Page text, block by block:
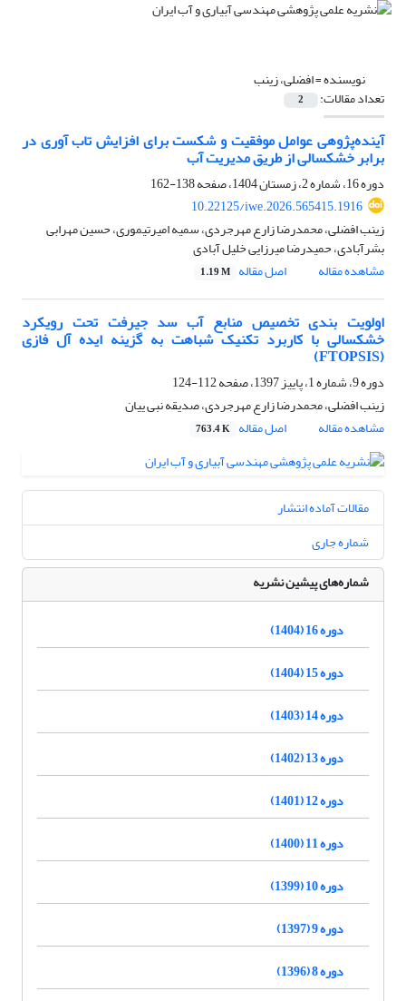
نویسنده =افضلی، زینب
تعداد مقالات: 2
آینده‌پژوهی عوامل موفقیت و شکست برای افزایش تاب آوری در
برابر خشکسالی از طریق مدیریت آب
دوره 16، شماره 2، زمستان 1404، صفحه
138-162
10.22125/iwe.2026.565415.1916
زینب افضلی، محمدرضا زارع مهرجردی، سمیه امیرتیموری، حسین مهرابی
بشرآبادی، حمیدرضا میرزایی خلیل ‏آبادی
مشاهده مقاله
اصل مقاله 1.19 M
اولویت بندی تخصیص منابع آب سد جیرفت تحت رویکرد
خشکسالی با کاربرد تکنیک شباهت به گزینه ایده آل فازی
(FTOPSIS)
دوره 9، شماره 1، پاییز 1397، صفحه
112-124
زینب افضلی، محمدرضا زارع مهرجردی، صدیقه نبی ییان
مشاهده مقاله
اصل مقاله 763.4 K
مقالات آماده انتشار
شماره جاری
شماره‌های پیشین نشریه
دوره 16 (1404)
دوره 15 (1404)
دوره 14 (1403)
دوره 13 (1402)
دوره 12 (1401)
دوره 11 (1400)
دوره 10 (1399)
دوره 9 (1397)
دوره 8 (1396)